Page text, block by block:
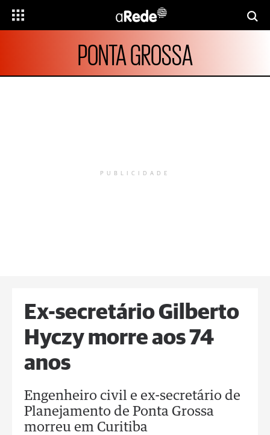
PONTA GROSSA
PUBLICIDADE
Ex-secretário Gilberto
Hyczy morre aos 74
anos
Engenheiro civil e ex-secretário de
Planejamento de Ponta Grossa
morreu em Curitiba